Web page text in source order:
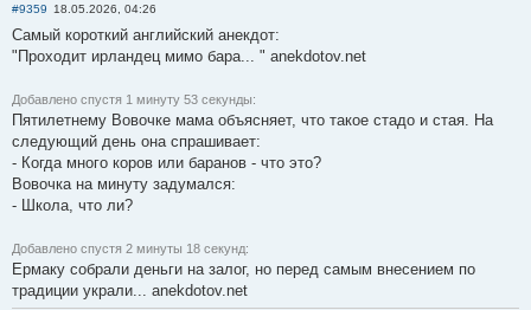
#9359 18.05.2026, 04:26
Самый короткий английский анекдот:
"Проходит ирландец мимо бара... " anekdotov.net
Добавлено спустя 1 минуту 53 секунды:
Пятилетнему Вовочке мама объясняет, что такое стадо и стая. На
следующий день она спрашивает:
- Когда много коров или баранов - что это?
Вовочка на минуту задумался:
- Школа, что ли?
Добавлено спустя 2 минуты 18 секунд:
Ермаку собрали деньги на залог, но перед самым внесением по
традиции украли... anekdotov.net